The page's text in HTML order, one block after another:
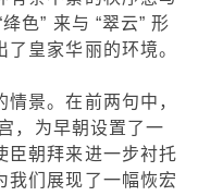
色” 来与 “翠云” 形
皇家华丽的环境。
景。在前两句中，
，为早朝设置了一
臣朝拜来进一步衬托
我们展现了一幅恢宏